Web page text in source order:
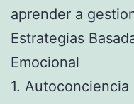
aprender a
Estrategias
Emocional
1.